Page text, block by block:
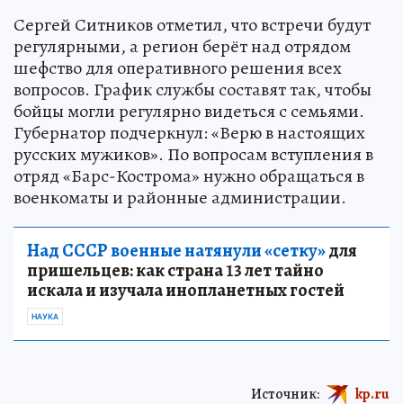
Сергей Ситников отметил, что встречи будут
регулярными, а регион берёт над отрядом
шефство для оперативного решения всех
вопросов. График службы составят так, чтобы
бойцы могли регулярно видеться с семьями.
Губернатор подчеркнул: «Верю в настоящих
русских мужиков». По вопросам вступления в
отряд «Барс-Кострома» нужно обращаться в
военкоматы и районные администрации.
Над СССР военные натянули «сетку»для
пришельцев: как страна 13 лет тайно
искала и изучала инопланетных гостей
НАУКА
Источник: kp.ru